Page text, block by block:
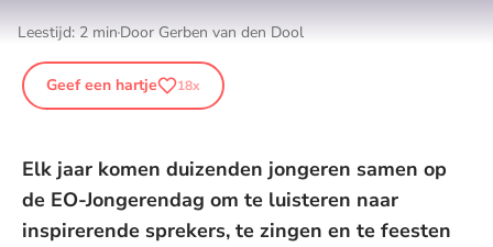
Leestijd: 2 min Door Gerben van den Dool
Geef een hartje 18x
Elk jaar komen duizenden jongeren samen op
de EO-Jongerendag om te luisteren naar
inspirerende sprekers, te zingen en te feesten